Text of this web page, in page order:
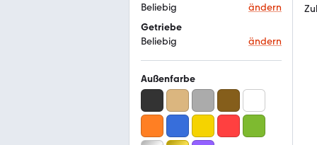
Beliebig
ändern
Getriebe
Beliebig
ändern
Außenfarbe